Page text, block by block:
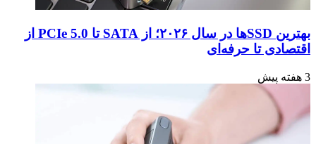
بهترین SSDها در سال ۲۰۲۶؛ از SATA تا PCIe 5.0 از
اقتصادی تا حرفه‌ای
3 هفته پیش